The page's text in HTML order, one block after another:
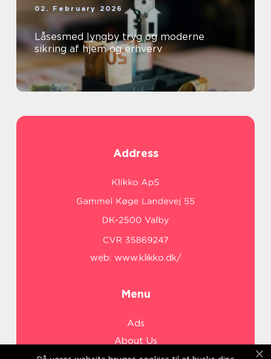
02. February 2026
Låsesmed lyngby tryg og moderne
sikring af hjem og erhverv
Address
web: www.klikko.dk/
Menu
Ads
About Us